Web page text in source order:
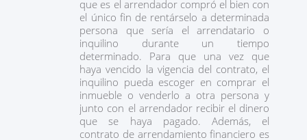
que es el arrendador compró el bien con
el único fin de rentárselo a determinada
persona que sería el arrendatario o
inquilino durante un tiempo
determinado. Para que una vez que
haya vencido la vigencia del contrato, el
inquilino pueda escoger en comprar el
inmueble o venderlo a otra persona y
junto con el arrendador recibir el dinero
que se haya pagado. Además, el
contrato de arrendamiento financiero es